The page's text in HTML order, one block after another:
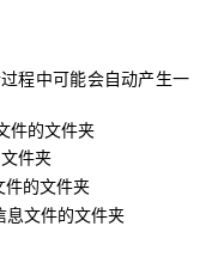
程中可能会自动产生一
件的文件夹
件夹
的文件夹
文件的文件夹